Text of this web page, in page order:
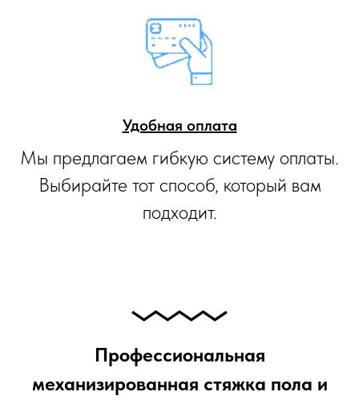
Удобная оплата
Мы предлагаем гибкую систему оплаты.
Выбирайте тот способ, который вам
подходит.
Профессиональная
механизированная стяжка пола и